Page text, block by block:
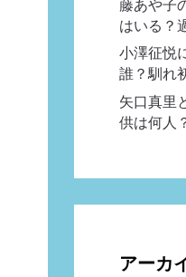
藤あや子
はいる？
小澤征悦
誰？馴れ
矢口真里
供は何人
アーカ